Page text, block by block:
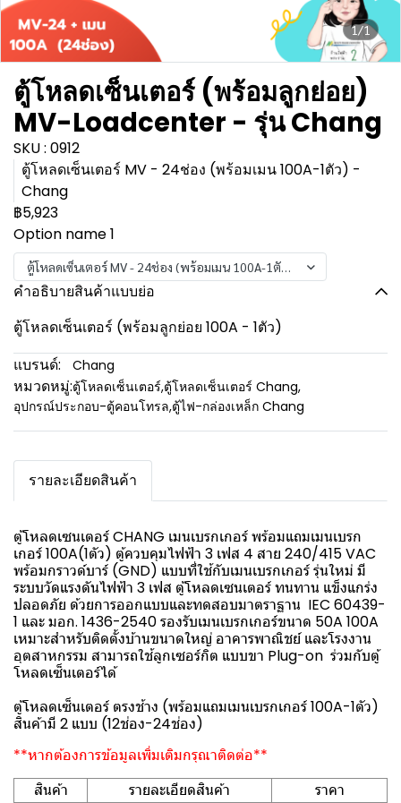
1/1
ตู้โหลดเซ็นเตอร์ (พร้อมลูกย่อย)
MV-Loadcenter - รุ่น Chang
SKU : 0912
ตู้โหลดเซ็นเตอร์ MV - 24ช่อง (พร้อมเมน 100A-1ตัว) -
Chang
฿5,923
Option name 1
ตู้โหลดเซ็นเตอร์ MV - 24ช่อง (พร้อมเมน 100A-1ตัว) - Chang
คำอธิบายสินค้าแบบย่อ
ตู้โหลดเซ็นเตอร์ (พร้อมลูกย่อย 100A - 1ตัว)
แบรนด์:
Chang
หมวดหมู่:ตู้โหลดเซ็นเตอร์,ตู้โหลดเซ็นเตอร์ Chang,
อุปกรณ์ประกอบ-ตู้คอนโทรล,ตู้ไฟ-กล่องเหล็ก Chang
รายละเอียดสินค้า
ตู้โหลดเซนเตอร์ CHANG เมนเบรกเกอร์ พร้อมแถมเมนเบรก
เกอร์ 100A(1ตัว) ตู้ควบคุมไฟฟ้า 3 เฟส 4 สาย 240/415 VAC
พร้อมกราวด์บาร์ (GND) แบบที่ใช้กับเมนเบรกเกอร์ รุ่นใหม่ มี
ระบบวัดแรงดันไฟฟ้า 3 เฟส ตู้โหลดเซนเตอร์ ทนทาน แข็งแกร่ง
ปลอดภัย ด้วยการออกแบบและทดสอบมาตราฐาน IEC 60439-
1 และ มอก. 1436-2540 รองรับเมนเบรกเกอร์ขนาด 50A 100A
เหมาะสำหรับติดตั้งบ้านขนาดใหญ่ อาคารพาณิชย์ และโรงงาน
อุตสาหกรรม สามารถใช้ลูกเซอร์กิต แบบขา Plug-on ร่วมกับตู้
โหลดเซ็นเตอร์ได้
ตู้โหลดเซ็นเตอร์ ตรงช้าง (พร้อมแถมเมนเบรกเกอร์ 100A-1ตัว)
สินค้ามี 2 แบบ (12ช่อง-24ช่อง)
**หากต้องการข้อมูลเพิ่มเติมกรุณาติดต่อ**
สินค้า
รายละเอียดสินค้า
ราคา